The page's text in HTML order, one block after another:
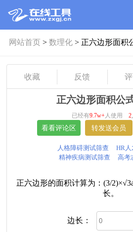
网站首页> 数理化> 正六边形面积
收藏 反馈
正六边形面积公
已经有9.7w+人使用 2
人格障碍测试筛查
HR
精神疾病测试筛查
高考
正六边形的面积计算为：(3/
长。
边长：